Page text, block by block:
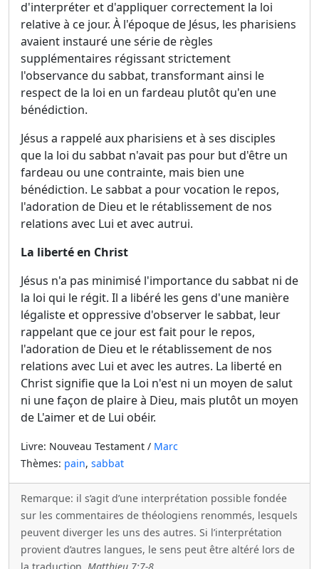
d'interpréter et d'appliquer correctement la loi
relative à ce jour. À l'époque de Jésus, les pharisiens
avaient instauré une série de règles
supplémentaires régissant strictement
l'observance du sabbat, transformant ainsi le
respect de la loi en un fardeau plutôt qu'en une
bénédiction.
Jésus a rappelé aux pharisiens et à ses disciples
que la loi du sabbat n'avait pas pour but d'être un
fardeau ou une contrainte, mais bien une
bénédiction. Le sabbat a pour vocation le repos,
l'adoration de Dieu et le rétablissement de nos
relations avec Lui et avec autrui.
La liberté en Christ
Jésus n'a pas minimisé l'importance du sabbat ni de
la loi qui le régit. Il a libéré les gens d'une manière
légaliste et oppressive d'observer le sabbat, leur
rappelant que ce jour est fait pour le repos,
l'adoration de Dieu et le rétablissement de nos
relations avec Lui et avec les autres. La liberté en
Christ signifie que la Loi n'est ni un moyen de salut
ni une façon de plaire à Dieu, mais plutôt un moyen
de L'aimer et de Lui obéir.
Livre: Nouveau Testament / Marc
Thèmes: pain, sabbat
Remarque: il s’agit d’une interprétation possible fondée
sur les commentaires de théologiens renommés, lesquels
peuvent diverger les uns des autres. Si l’interprétation
provient d’autres langues, le sens peut être altéré lors de